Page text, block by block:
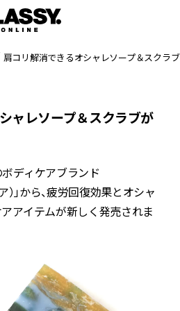
肩コリ解消できるオシャレソープ＆スクラ
ャレソープ＆スクラブが
ディケアブランド
」から、疲労回復効果とオシャ
アイテムが新しく発売されま